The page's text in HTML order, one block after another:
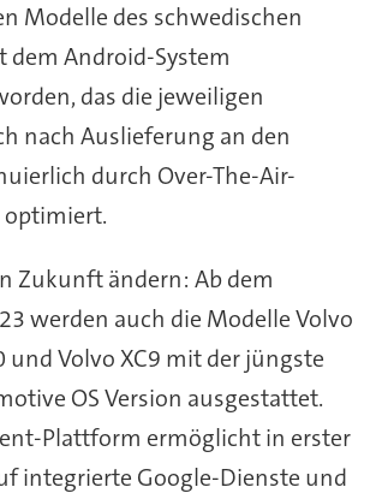
Modelle des schwedischen
dem Android-System
das die jeweiligen
nach Auslieferung an den
durch Over-The-Air-
optimiert.
Zukunft ändern: Ab dem
werden auch die Modelle Volvo
und Volvo XC9 mit der jüngste
OS Version ausgestattet.
Plattform ermöglicht in erster
integrierte Google-Dienste und